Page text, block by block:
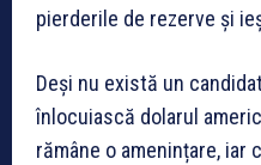
pierderile de rezerve și
Deși nu există un
înlocuiască dolarul
rămâne o amenințare, iar